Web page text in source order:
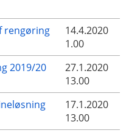
rengøring
14.4.2020
1.00
2019/20
27.1.2020
13.00
17.1.2020
13.00